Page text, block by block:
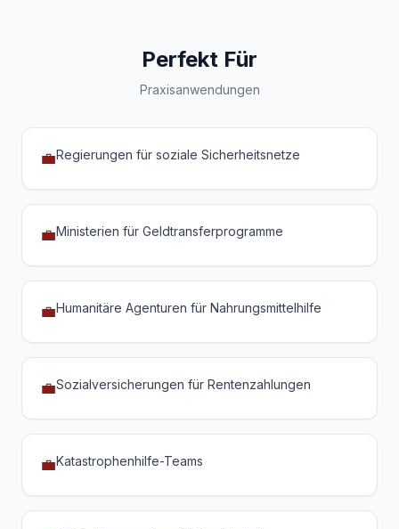
Perfekt Für
Praxisanwendungen
💼Regierungen für soziale Sicherheitsnetze
💼Ministerien für Geldtransferprogramme
💼Humanitäre Agenturen für Nahrungsmittelhilfe
💼Sozialversicherungen für Rentenzahlungen
💼Katastrophenhilfe-Teams